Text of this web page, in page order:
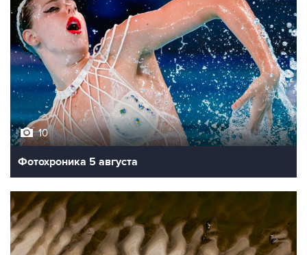
10
Фотохроника 5 августа